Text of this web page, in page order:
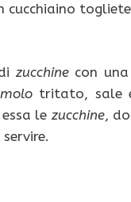
cucchiaino
zucchinecon una
tritato, sale
le zucchine,